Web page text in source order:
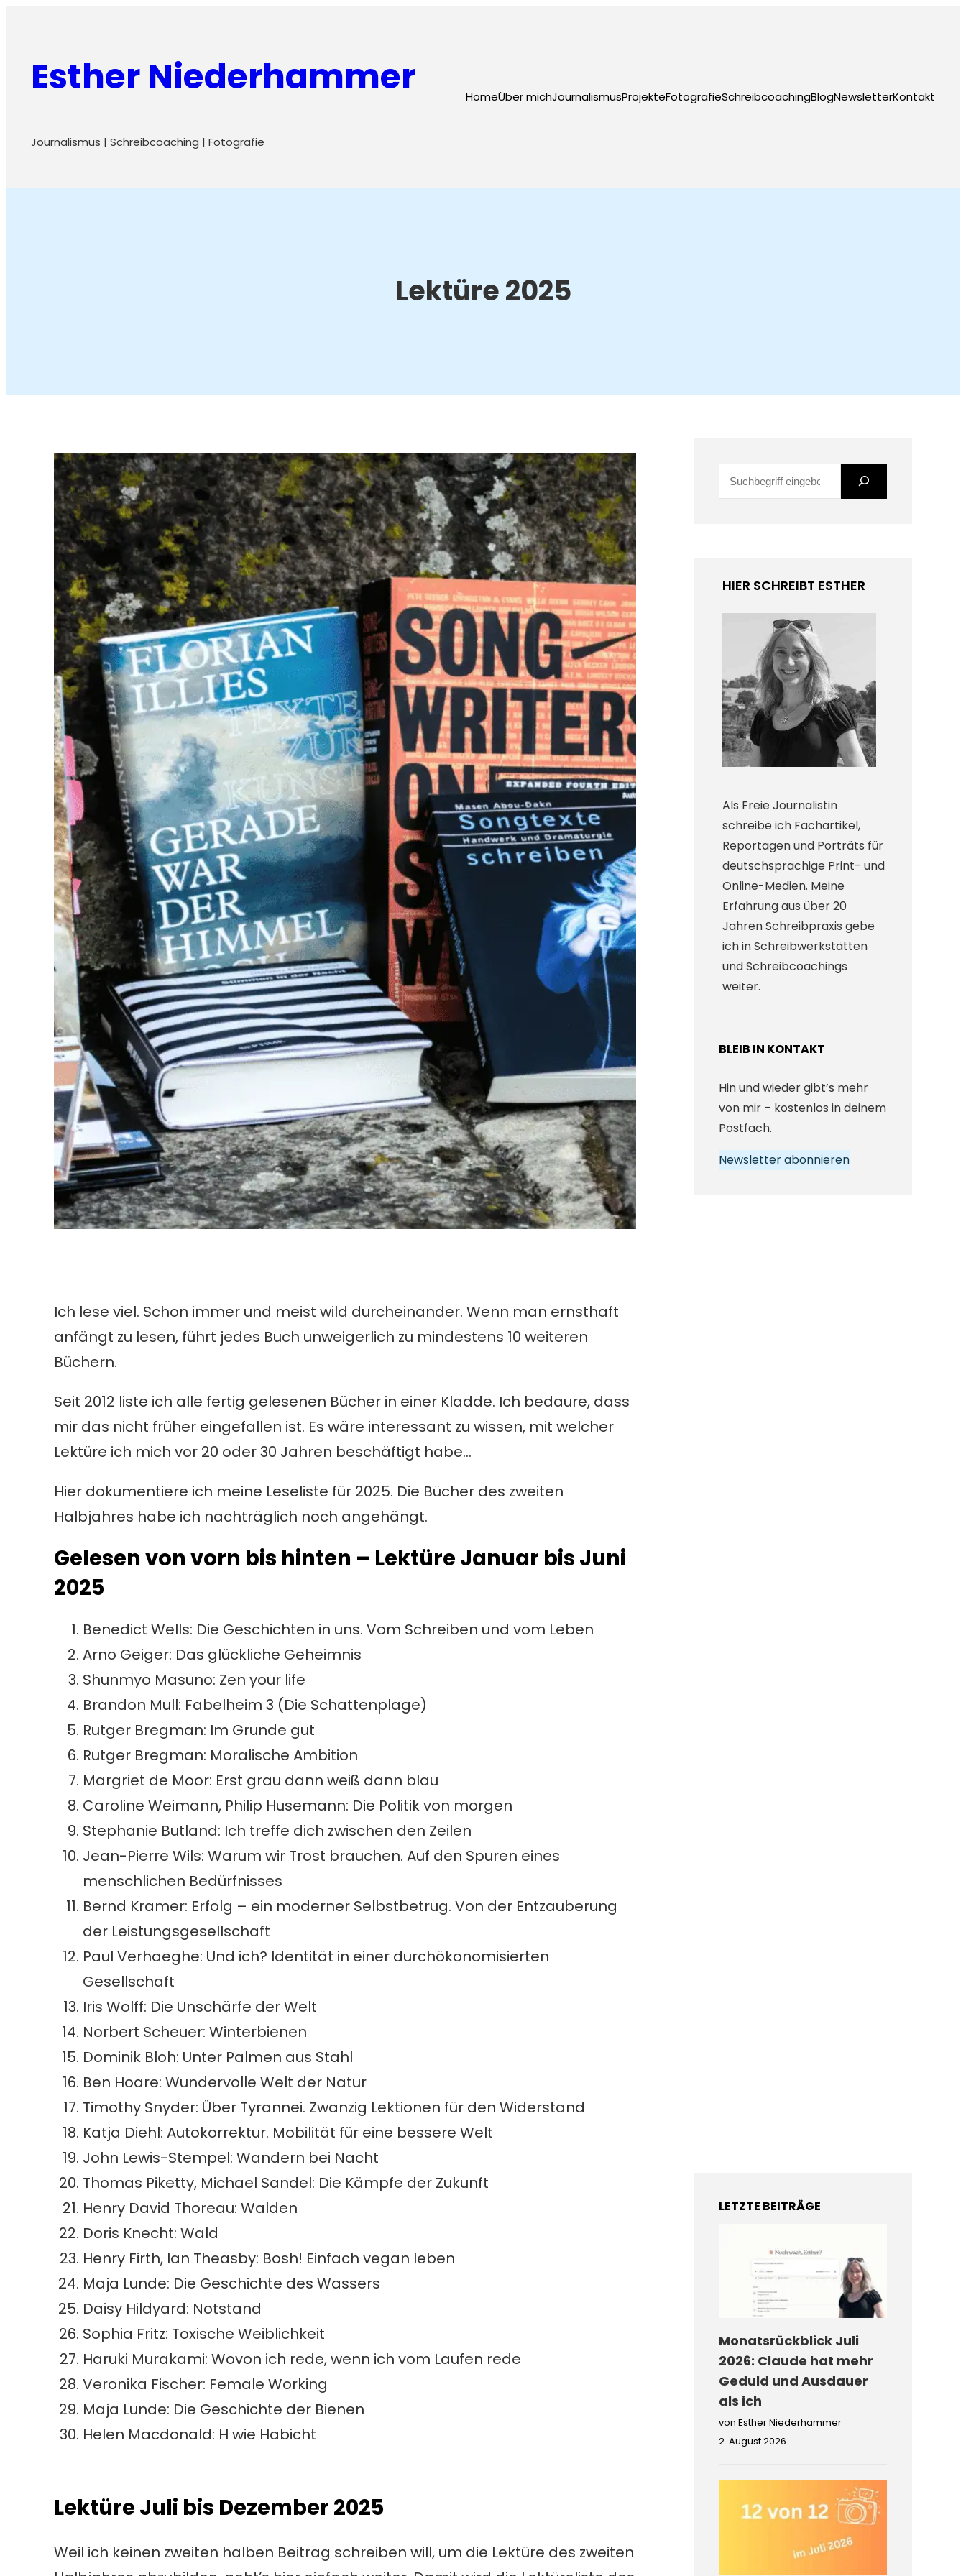
springen
Esther Niederhammer
Journalismus | Schreibcoaching | Fotografie
HomeÜber michJournalismusProjekteFotografieSchreibcoachingBlogNewsletterKontakt
Lektüre 2025
Ich lese viel. Schon immer und meist wild durcheinander. Wenn man ernsthaft
anfängt zu lesen, führt jedes Buch unweigerlich zu mindestens 10 weiteren
Büchern.
Seit 2012 liste ich alle fertig gelesenen Bücher in einer Kladde. Ich bedaure, dass
mir das nicht früher eingefallen ist. Es wäre interessant zu wissen, mit welcher
Lektüre ich mich vor 20 oder 30 Jahren beschäftigt habe…
Hier dokumentiere ich meine Leseliste für 2025. Die Bücher des zweiten
Halbjahres habe ich nachträglich noch angehängt.
Gelesen von vorn bis hinten – Lektüre Januar bis Juni
2025
Benedict Wells: Die Geschichten in uns. Vom Schreiben und vom Leben
Arno Geiger: Das glückliche Geheimnis
Shunmyo Masuno: Zen your life
Brandon Mull: Fabelheim 3 (Die Schattenplage)
Rutger Bregman: Im Grunde gut
Rutger Bregman: Moralische Ambition
Margriet de Moor: Erst grau dann weiß dann blau
Caroline Weimann, Philip Husemann: Die Politik von morgen
Stephanie Butland: Ich treffe dich zwischen den Zeilen
Jean-Pierre Wils: Warum wir Trost brauchen. Auf den Spuren eines
menschlichen Bedürfnisses
Bernd Kramer: Erfolg – ein moderner Selbstbetrug. Von der Entzauberung
der Leistungsgesellschaft
Paul Verhaeghe: Und ich? Identität in einer durchökonomisierten
Gesellschaft
Iris Wolff: Die Unschärfe der Welt
Norbert Scheuer: Winterbienen
Dominik Bloh: Unter Palmen aus Stahl
Ben Hoare: Wundervolle Welt der Natur
Timothy Snyder: Über Tyrannei. Zwanzig Lektionen für den Widerstand
Katja Diehl: Autokorrektur. Mobilität für eine bessere Welt
John Lewis-Stempel: Wandern bei Nacht
Thomas Piketty, Michael Sandel: Die Kämpfe der Zukunft
Henry David Thoreau: Walden
Doris Knecht: Wald
Henry Firth, Ian Theasby: Bosh! Einfach vegan leben
Maja Lunde: Die Geschichte des Wassers
Daisy Hildyard: Notstand
Sophia Fritz: Toxische Weiblichkeit
Haruki Murakami: Wovon ich rede, wenn ich vom Laufen rede
Veronika Fischer: Female Working
Maja Lunde: Die Geschichte der Bienen
Helen Macdonald: H wie Habicht
Lektüre Juli bis Dezember 2025
Weil ich keinen zweiten halben Beitrag schreiben will, um die Lektüre des zweiten
HIER SCHREIBT ESTHER
Als Freie Journalistin
schreibe ich Fachartikel,
Reportagen und Porträts für
deutschsprachige Print- und
Online-Medien. Meine
Erfahrung aus über 20
Jahren Schreibpraxis gebe
ich in Schreibwerkstätten
und Schreibcoachings
weiter.
BLEIB IN KONTAKT
Hin und wieder gibt’s mehr
von mir – kostenlos in deinem
Postfach.
Newsletter abonnieren
LETZTE BEITRÄGE
Monatsrückblick Juli
2026: Claude hat mehr
Geduld und Ausdauer
als ich
von Esther Niederhammer
2. August 2026